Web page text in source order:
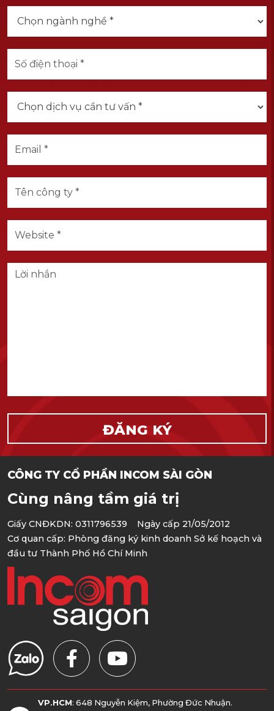
CÔNG TY CỔ PHẦN INCOM SÀI GÒN
Cùng nâng tầm giá trị
Giấy CNĐKDN: 0311796539 Ngày cấp 21/05/2012
Cơ quan cấp: Phòng đăng ký kinh doanh Sở kế hoạch và
đầu tư Thành Phố Hồ Chí Minh
VP.HCM: 648 Nguyễn Kiệm, Phường Đức Nhuận.